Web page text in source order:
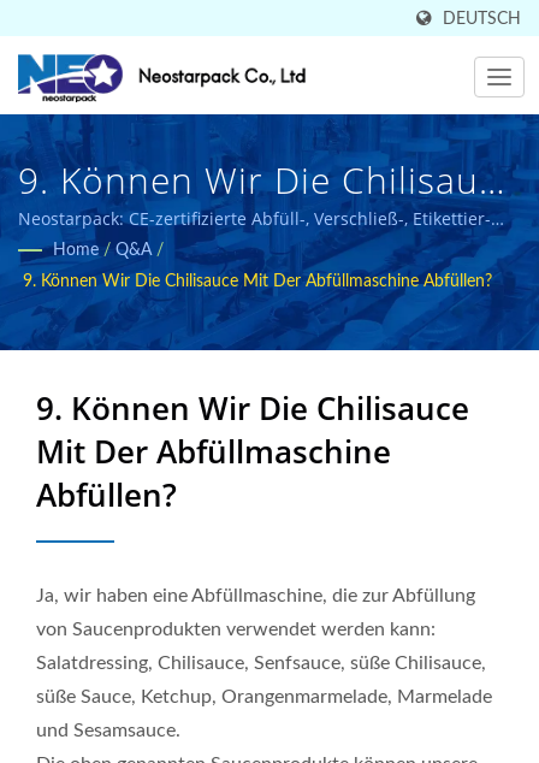
DEUTSCH
9. Können Wir Die Chilisauce
Mit Einer Abfüllmaschine
Abfüllen? | In 50 Ländern
Verkaufter Hersteller Von
Verpackungsausrüstung |
Neostarpack Co., Ltd.
Neostarpack: CE-zertifizierte Abfüll-, Verschließ-, Etikettier-
und Verpackungslösungen für die Lebensmittel- und
Pharmaindustrie.
Home / Q&A /
9. Können Wir Die Chilisauce Mit Der Abfüllmaschine Abfüllen?
9. Können Wir Die Chilisauce
Mit Der Abfüllmaschine
Abfüllen?
Ja, wir haben eine Abfüllmaschine, die zur Abfüllung
von Saucenprodukten verwendet werden kann:
Salatdressing, Chilisauce, Senfsauce, süße Chilisauce,
süße Sauce, Ketchup, Orangenmarmelade, Marmelade
und Sesamsauce.